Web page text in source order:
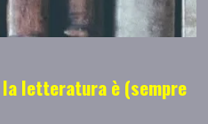
la letteratura è (sempre